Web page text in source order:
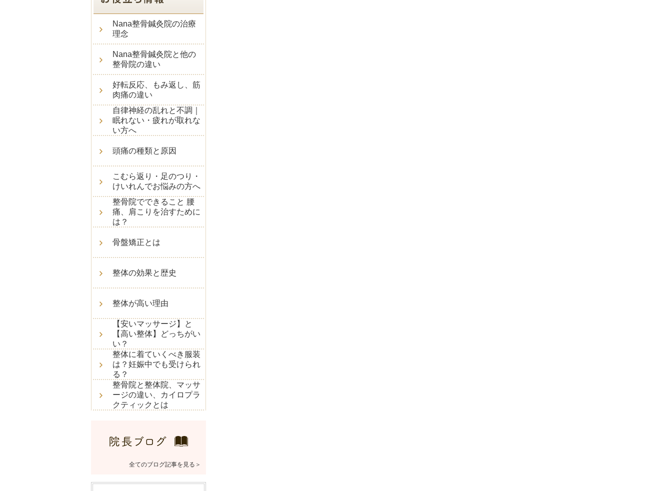
Nana整骨鍼灸院の治療
理念
Nana整骨鍼灸院と他の
整骨院の違い
好転反応、もみ返し、筋
肉痛の違い
自律神経の乱れと不調｜
眠れない・疲れが取れな
い方へ
頭痛の種類と原因
こむら返り・足のつり・
けいれんでお悩みの方へ
整骨院でできること 腰
痛、肩こりを治すために
は？
骨盤矯正とは
整体の効果と歴史
整体が高い理由
【安いマッサージ】と
【高い整体】どっちがい
い？
整体に着ていくべき服装
は？妊娠中でも受けられ
る？
整骨院と整体院、マッサ
ージの違い、カイロプラ
クティックとは
全てのブログ記事を見る＞